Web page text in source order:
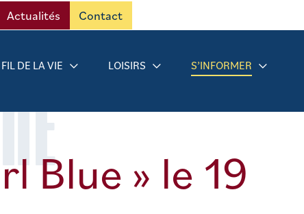
Contact
Actualités
DE LA VIE LOISIRS S’INFORMER
Blue » le 19